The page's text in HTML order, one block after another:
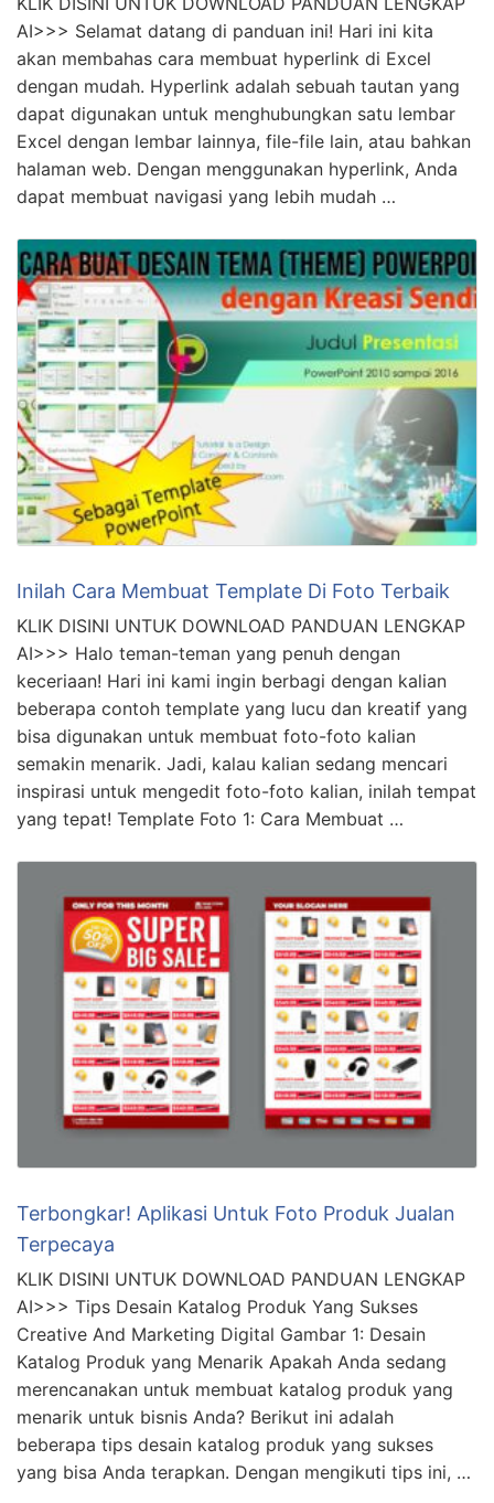
Terungkap Cara Membuat Hyperlink Gambar Di
Excel Terbaik
KLIK DISINI UNTUK DOWNLOAD PANDUAN LENGKAP
AI>>> Selamat datang di panduan ini! Hari ini kita
akan membahas cara membuat hyperlink di Excel
dapat digunakan untuk menghubungkan satu lembar
Excel dengan lembar lainnya, file-file lain, atau bahkan
halaman web. Dengan menggunakan hyperlink, Anda
dapat membuat navigasi yang lebih mudah …
Inilah Cara Membuat Template Di Foto Terbaik
KLIK DISINI UNTUK DOWNLOAD PANDUAN LENGKAP
AI>>> Halo teman-teman yang penuh dengan
keceriaan! Hari ini kami ingin berbagi dengan kalian
semakin menarik. Jadi, kalau kalian sedang mencari
inspirasi untuk mengedit foto-foto kalian, inilah tempat
yang tepat! Template Foto 1: Cara Membuat …
Terbongkar! Aplikasi Untuk Foto Produk Jualan
Terpecaya
KLIK DISINI UNTUK DOWNLOAD PANDUAN LENGKAP
AI>>> Tips Desain Katalog Produk Yang Sukses
Creative And Marketing Digital Gambar 1: Desain